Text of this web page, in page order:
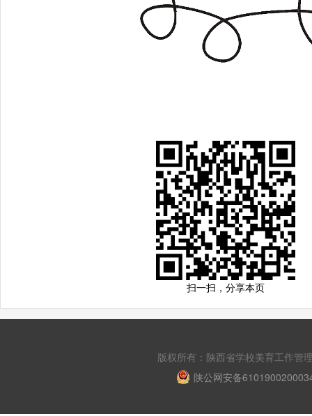
扫一扫，分享本页
版权所有：陕西省学校美育工作管
陕公网安备